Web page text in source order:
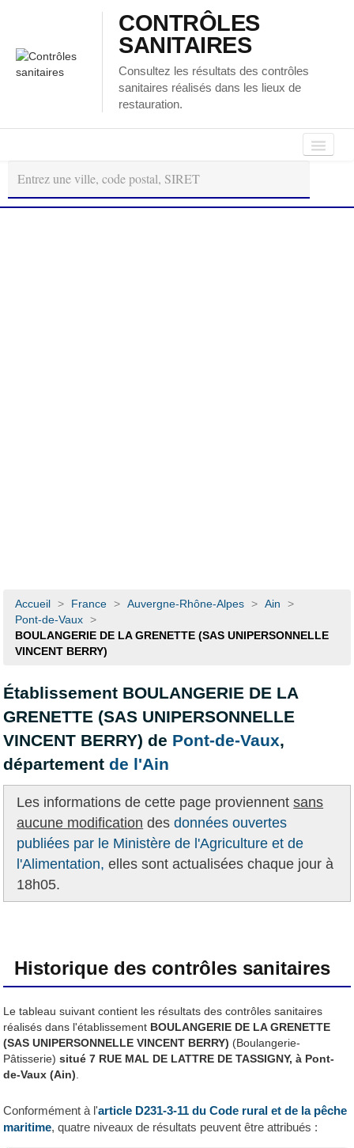
CONTRÔLES
SANITAIRES
Consultez les résultats des contrôles
sanitaires réalisés dans les lieux de
restauration.
Autour
de
moi
Régions
Accueil > France > Auvergne-Rhône-Alpes > Ain
>
Pont-de-Vaux >
BOULANGERIE DE LA GRENETTE (SAS UNIPERSONNELLE
VINCENT BERRY)
Établissement BOULANGERIE DE LA
GRENETTE (SAS UNIPERSONNELLE
VINCENT BERRY) de Pont-de-Vaux,
départementde l'Ain
Les informations de cette page proviennentsans
aucune modification desdonnées ouvertes
publiées par le Ministère de l'Agriculture et de
l'Alimentation, elles sont actualisées chaque jour à
18h05.
Historique des contrôles sanitaires
Le tableau suivant contient les résultats des contrôles sanitaires
réalisés dans l'établissement BOULANGERIE DE LA GRENETTE
(SAS UNIPERSONNELLE VINCENT BERRY) (Boulangerie-
Pâtisserie) situé 7 RUE MAL DE LATTRE DE TASSIGNY, à Pont-
de-Vaux (Ain)
Conformément à l'article D231-3-11 du Code rural et de la pêche
maritime, quatre niveaux de résultats peuvent être attribués :